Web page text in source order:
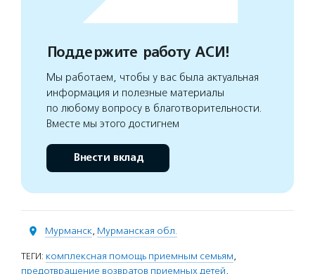
Поддержите работу АСИ!
Мы работаем, чтобы у вас была актуальная
информация и полезные материалы
по любому вопросу в благотворительности.
Вместе мы этого достигнем
Внести вклад
Мурманск, Мурманская обл.
ТЕГИ: комплексная помощь приемным семьям,
предотвращение возвратов приемных детей,